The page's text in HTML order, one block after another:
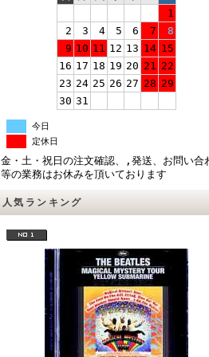
1
2
3 4 5 6 7
8
9 10 11 12 13 14 15
16 17 18 19 20 21 22
23 24 25 26 27 28 29
30 31
今日
定休日
金・土・祝日の注文確認、,発送、お問い合
等の業務はお休みを頂いております
人気ランキング